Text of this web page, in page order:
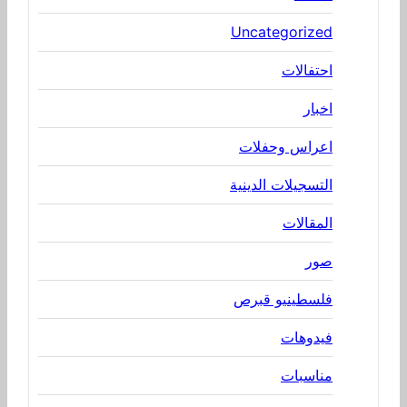
Uncategorized
احتفالات
اخبار
اعراس وحفلات
التسجيلات الدينية
المقالات
صور
فلسطينيو قبرص
فيدوهات
مناسبات